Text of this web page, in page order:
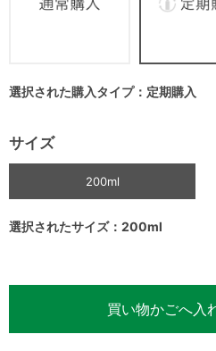
選択された購入タイプ：定期購入
サイズ
200ml
選択されたサイズ：200ml